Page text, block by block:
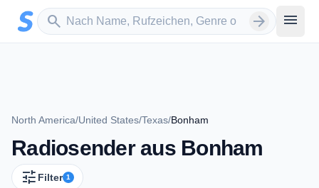
Zum Hauptinhalt springen
search
Sender suchen arrow_forward menu
North America/United States/Texas/Bonham
Radiosender aus Bonham
tune Filter 1